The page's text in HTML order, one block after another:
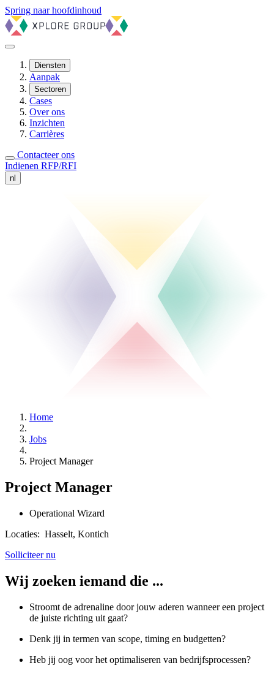
Spring naar hoofdinhoud
Diensten
Aanpak
Sectoren
Cases
Over ons
Inzichten
Carrières
Contacteer ons
Indienen RFP/RFI
nl
Home
Jobs
Project Manager
Project Manager
Operational Wizard
Locaties: Hasselt, Kontich
Solliciteer nu
Wij zoeken iemand die ...
Stroomt de adrenaline door jouw aderen wanneer een project
de juiste richting uit gaat?
Denk jij in termen van scope, timing en budgetten?
Heb jij oog voor het optimaliseren van bedrijfsprocessen?